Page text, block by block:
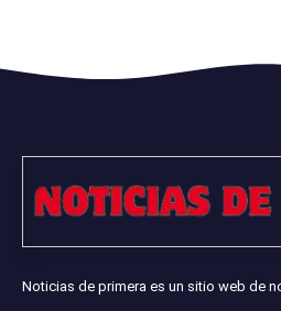
Noticias de primera es un sitio web de